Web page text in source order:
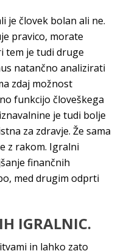
je človek bolan ali ne.
pravico, morate
tem je tudi druge
natančno analizirati
zdaj možnost
funkcijo človeškega
je tudi bolje
za zdravje. Že sama
z rakom. Igralni
finančnih
med drugim odprti
IGRALNIC.
in lahko zato